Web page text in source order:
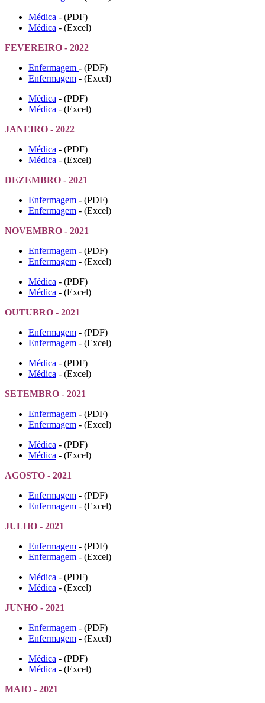
Médica - (PDF)
Médica - (Excel)
FEVEREIRO - 2022
Enfermagem - (PDF)
Enfermagem - (Excel)
Médica - (PDF)
Médica - (Excel)
JANEIRO - 2022
Médica - (PDF)
Médica - (Excel)
DEZEMBRO - 2021
Enfermagem - (PDF)
Enfermagem - (Excel)
NOVEMBRO - 2021
Enfermagem - (PDF)
Enfermagem - (Excel)
Médica - (PDF)
Médica - (Excel)
OUTUBRO - 2021
Enfermagem - (PDF)
Enfermagem - (Excel)
Médica - (PDF)
Médica - (Excel)
SETEMBRO - 2021
Enfermagem - (PDF)
Enfermagem - (Excel)
Médica - (PDF)
Médica - (Excel)
AGOSTO - 2021
Enfermagem - (PDF)
Enfermagem - (Excel)
JULHO - 2021
Enfermagem - (PDF)
Enfermagem - (Excel)
Médica - (PDF)
Médica - (Excel)
JUNHO - 2021
Enfermagem - (PDF)
Enfermagem - (Excel)
Médica - (PDF)
Médica - (Excel)
MAIO - 2021